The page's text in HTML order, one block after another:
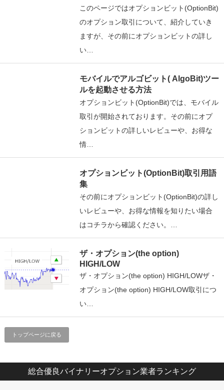
このページではオプションビット(OptionBit)
のオプション取引について、紹介していき
ますが、その前にオプションビットの詳し
い…
モバイルでアルゴビット( AlgoBit)ツー
ルを起動させる方法
オプションビット(OptionBit)では、モバイル
取引が開始されております。その前にオプ
ションビットの詳しいレビューや、お得な
情…
オプションビット(OptionBit)取引用語
集
その前にオプションビット(OptionBit)の詳し
いレビューや、お得な情報を知りたい場合
はコチラから確認ください。…
ザ・オプション(the option)
HIGH/LOW
ザ・オプション(the option) HIGH/LOWザ・
オプション(the option) HIGH/LOW取引につ
い…
トップページに戻る
総合優良バイナリーオプション業者ランキング